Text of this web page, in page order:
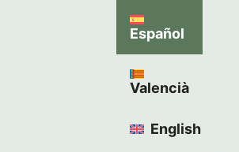
Español
Valencià
English